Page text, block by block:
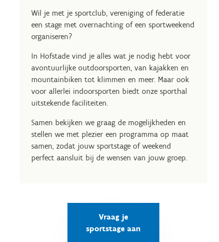
Wil je met je sportclub, vereniging of federatie
een stage met overnachting of een sportweekend
organiseren?
In Hofstade vind je alles wat je nodig hebt voor
avontuurlijke outdoorsporten, van kajakken en
mountainbiken tot klimmen en meer. Maar ook
voor allerlei indoorsporten biedt onze sporthal
uitstekende faciliteiten.
Samen bekijken we graag de mogelijkheden en
stellen we met plezier een programma op maat
samen, zodat jouw sportstage of weekend
perfect aansluit bij de wensen van jouw groep.
Vraag je
sportstage aan